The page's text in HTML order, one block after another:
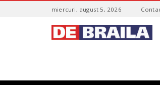
miercuri, august 5, 2026
t
B